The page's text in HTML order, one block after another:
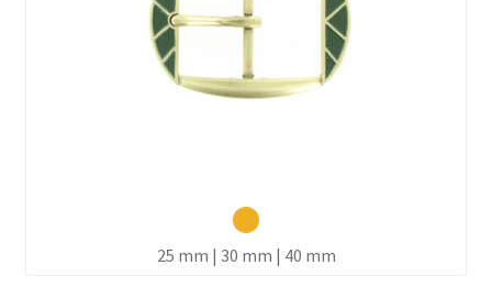
25 mm | 30 mm | 40 mm